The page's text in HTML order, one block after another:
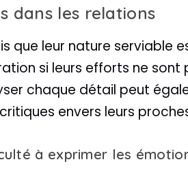
dans les relations
que leur nature serviable
si leurs efforts ne sont
chaque détail peut
envers leurs
à exprimer les